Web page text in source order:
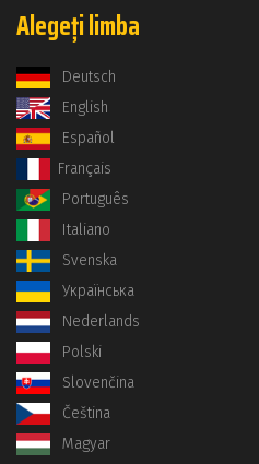
Alegeți limba
Deutsch
English
Español
Français
Português
Italiano
Svenska
Українська
Nederlands
Polski
Slovenčina
Čeština
Magyar